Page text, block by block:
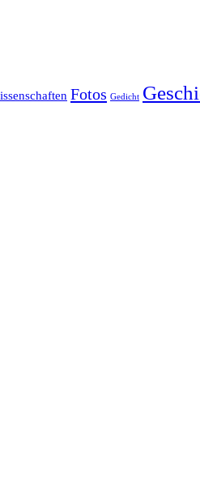
Fotos Gedicht